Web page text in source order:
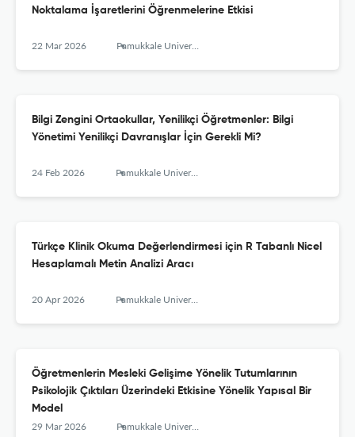
Noktalama İşaretlerini Öğrenmelerine Etkisi
22 Mar 2026 Pamukkale University Journal of Education
Bilgi Zengini Ortaokullar, Yenilikçi Öğretmenler: Bilgi
Yönetimi Yenilikçi Davranışlar İçin Gerekli Mi?
24 Feb 2026 Pamukkale University Journal of Education
Türkçe Klinik Okuma Değerlendirmesi için R Tabanlı Nicel
Hesaplamalı Metin Analizi Aracı
20 Apr 2026 Pamukkale University Journal of Education
Öğretmenlerin Mesleki Gelişime Yönelik Tutumlarının
Psikolojik Çıktıları Üzerindeki Etkisine Yönelik Yapısal Bir
Model
29 Mar 2026 Pamukkale University Journal of Education